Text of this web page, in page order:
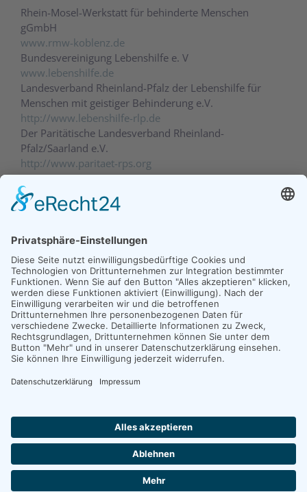
Rhein-Mosel-Werkstatt für behinderte Menschen
gGmbH
www.rmw-koblenz.de
Bundesvereinigung Lebenshilfe e. V
www.lebenshilfe.de
Landesverband Rheinland-Pfalz der Lebenshilfe für
Menschen mit geistiger Behinderung e.V.
http://www.lebenshilfe-rlp.de
Der Paritätische Landesverband Rheinland-
Pfalz/Saarland e.V.
http://www.paritaet-rps.org
SATZUNG
Die aktuelle Satzung der Lebenshilfe für Menschen mit
geistiger Behinderung Neuwied-Andernach e. V. können
Siehier lesen und herunterladen.
Andernach e.V. - Alle Rechte vorbehalten, powered by
IMPRESSUM COOKIES
♿